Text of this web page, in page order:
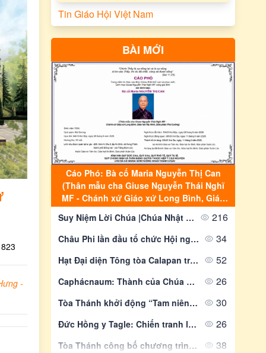
823
-
Tin Giáo Hội Việt Nam
BÀI MỚI
Cáo Phó: Bà cố Maria Nguyễn Thị Can
(Thân mẫu cha Giuse Nguyễn Thái Nghĩ
MF - Chánh xứ Giáo xứ Long Bình, Giáo
hạt Tây Ninh, Giáo phận Phú Cường)
Suy Niệm Lời Chúa |Chúa Nhật Tuần XIX Mùa Thường Niên - Năm A| Mt 14,22-33 | Lm Alfonso Nguyễn Quang Hiển-Gp Phú Cường 216
Châu Phi lần đầu tổ chức Hội nghị Giáo dục Công giáo cấp châu lục 34
Hạt Đại diện Tông tòa Calapan trở thành giáo phận sau gần 90 năm truyền giáo 52
Caphácnaum: Thành của Chúa Giêsu bên bờ hồ Galilê 26
Tòa Thánh khởi động “Tam niên Nghệ thuật” các Đại học Công giáo 30
Đức Hồng y Tagle: Chiến tranh làm biến dạng thế giới 26
Tòa Thánh công bố chương trình tông du của Đức Thánh Cha tại Pháp 38